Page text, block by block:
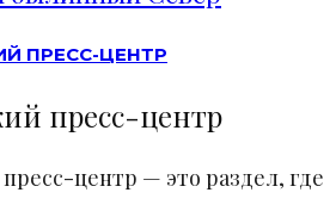
ПРЕСС-ЦЕНТР
пресс-центр
центр — это раздел, где